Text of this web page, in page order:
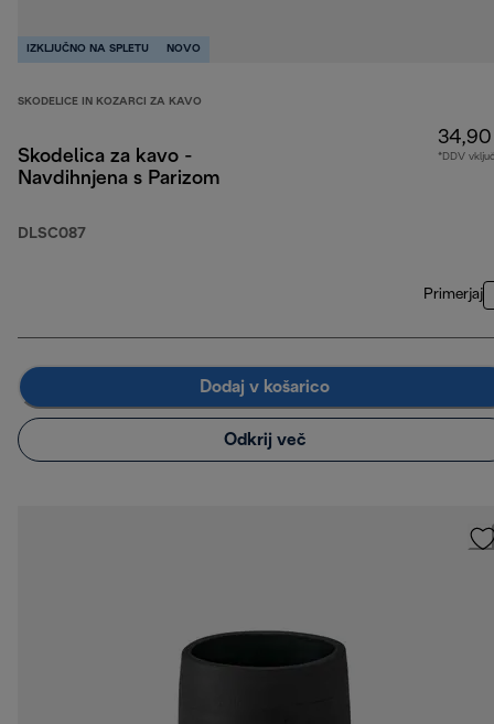
IZKLJUČNO NA SPLETU NOVO
SKODELICE IN KOZARCI ZA KAVO
Skodelica za kavo -
Navdihnjena s Parizom
DLSC087
*DDV
Primerjaj
Dodaj v košarico
Odkrij več